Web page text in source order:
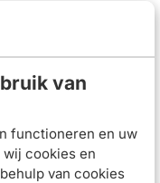
van
functioneren en uw
cookies en
van cookies
wilt
het afrekenproces
bestelling wordt
afgeleverd.